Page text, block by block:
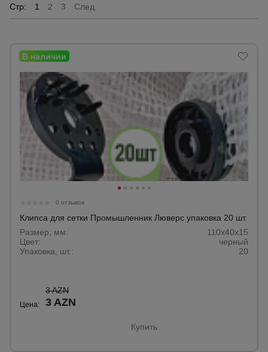
Стр: 1 2 3 След.
0 отзывов
Клипса для сетки Промышленник Люверс упаковка 20 шт.
Размер, мм:
110х40х15
Цвет:
черный
Упаковка, шт.:
20
Цена:
3 AZN
3 AZN
Купить
Вибротехника
для
строительства
Оборудование
для работы с
арматурой
для бетонных
работ
Тачки